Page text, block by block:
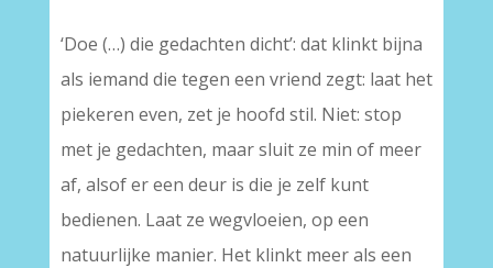
‘Doe (…) die gedachten dicht’: dat klinkt bijna
als iemand die tegen een vriend zegt: laat het
piekeren even, zet je hoofd stil. Niet: stop
met je gedachten, maar sluit ze min of meer
af, alsof er een deur is die je zelf kunt
bedienen. Laat ze wegvloeien, op een
natuurlijke manier. Het klinkt meer als een